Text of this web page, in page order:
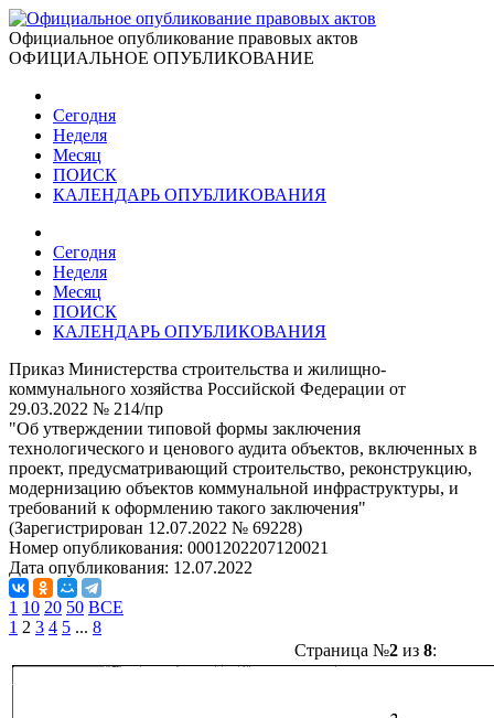
Официальное опубликование правовых актов
ОФИЦИАЛЬНОЕ ОПУБЛИКОВАНИЕ
Сегодня
Неделя
Месяц
ПОИСК
КАЛЕНДАРЬ ОПУБЛИКОВАНИЯ
Сегодня
Неделя
Месяц
ПОИСК
КАЛЕНДАРЬ ОПУБЛИКОВАНИЯ
Приказ Министерства строительства и жилищно-
коммунального хозяйства Российской Федерации от
29.03.2022 № 214/пр
"Об утверждении типовой формы заключения
технологического и ценового аудита объектов, включенных в
проект, предусматривающий строительство, реконструкцию,
модернизацию объектов коммунальной инфраструктуры, и
требований к оформлению такого заключения"
(Зарегистрирован 12.07.2022 № 69228)
Номер опубликования: 0001202207120021
Дата опубликования: 12.07.2022
1 10 20 50 ВСЕ
1 2 3 4 5 ... 8
Страница №2из 8: